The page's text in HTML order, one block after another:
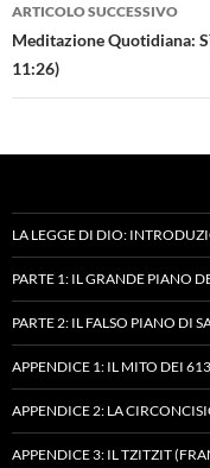
ARTICOLO SUCCESSIVO
Meditazione Quotidiana:
11:26)
LA LEGGE DI DIO:
PARTE 1: IL GRANDE PIANO
PARTE 2: IL FALSO PIANO DI
APPENDICE 1: IL MITO DEI
APPENDICE 2: LA
APPENDICE 3: IL TZITZIT